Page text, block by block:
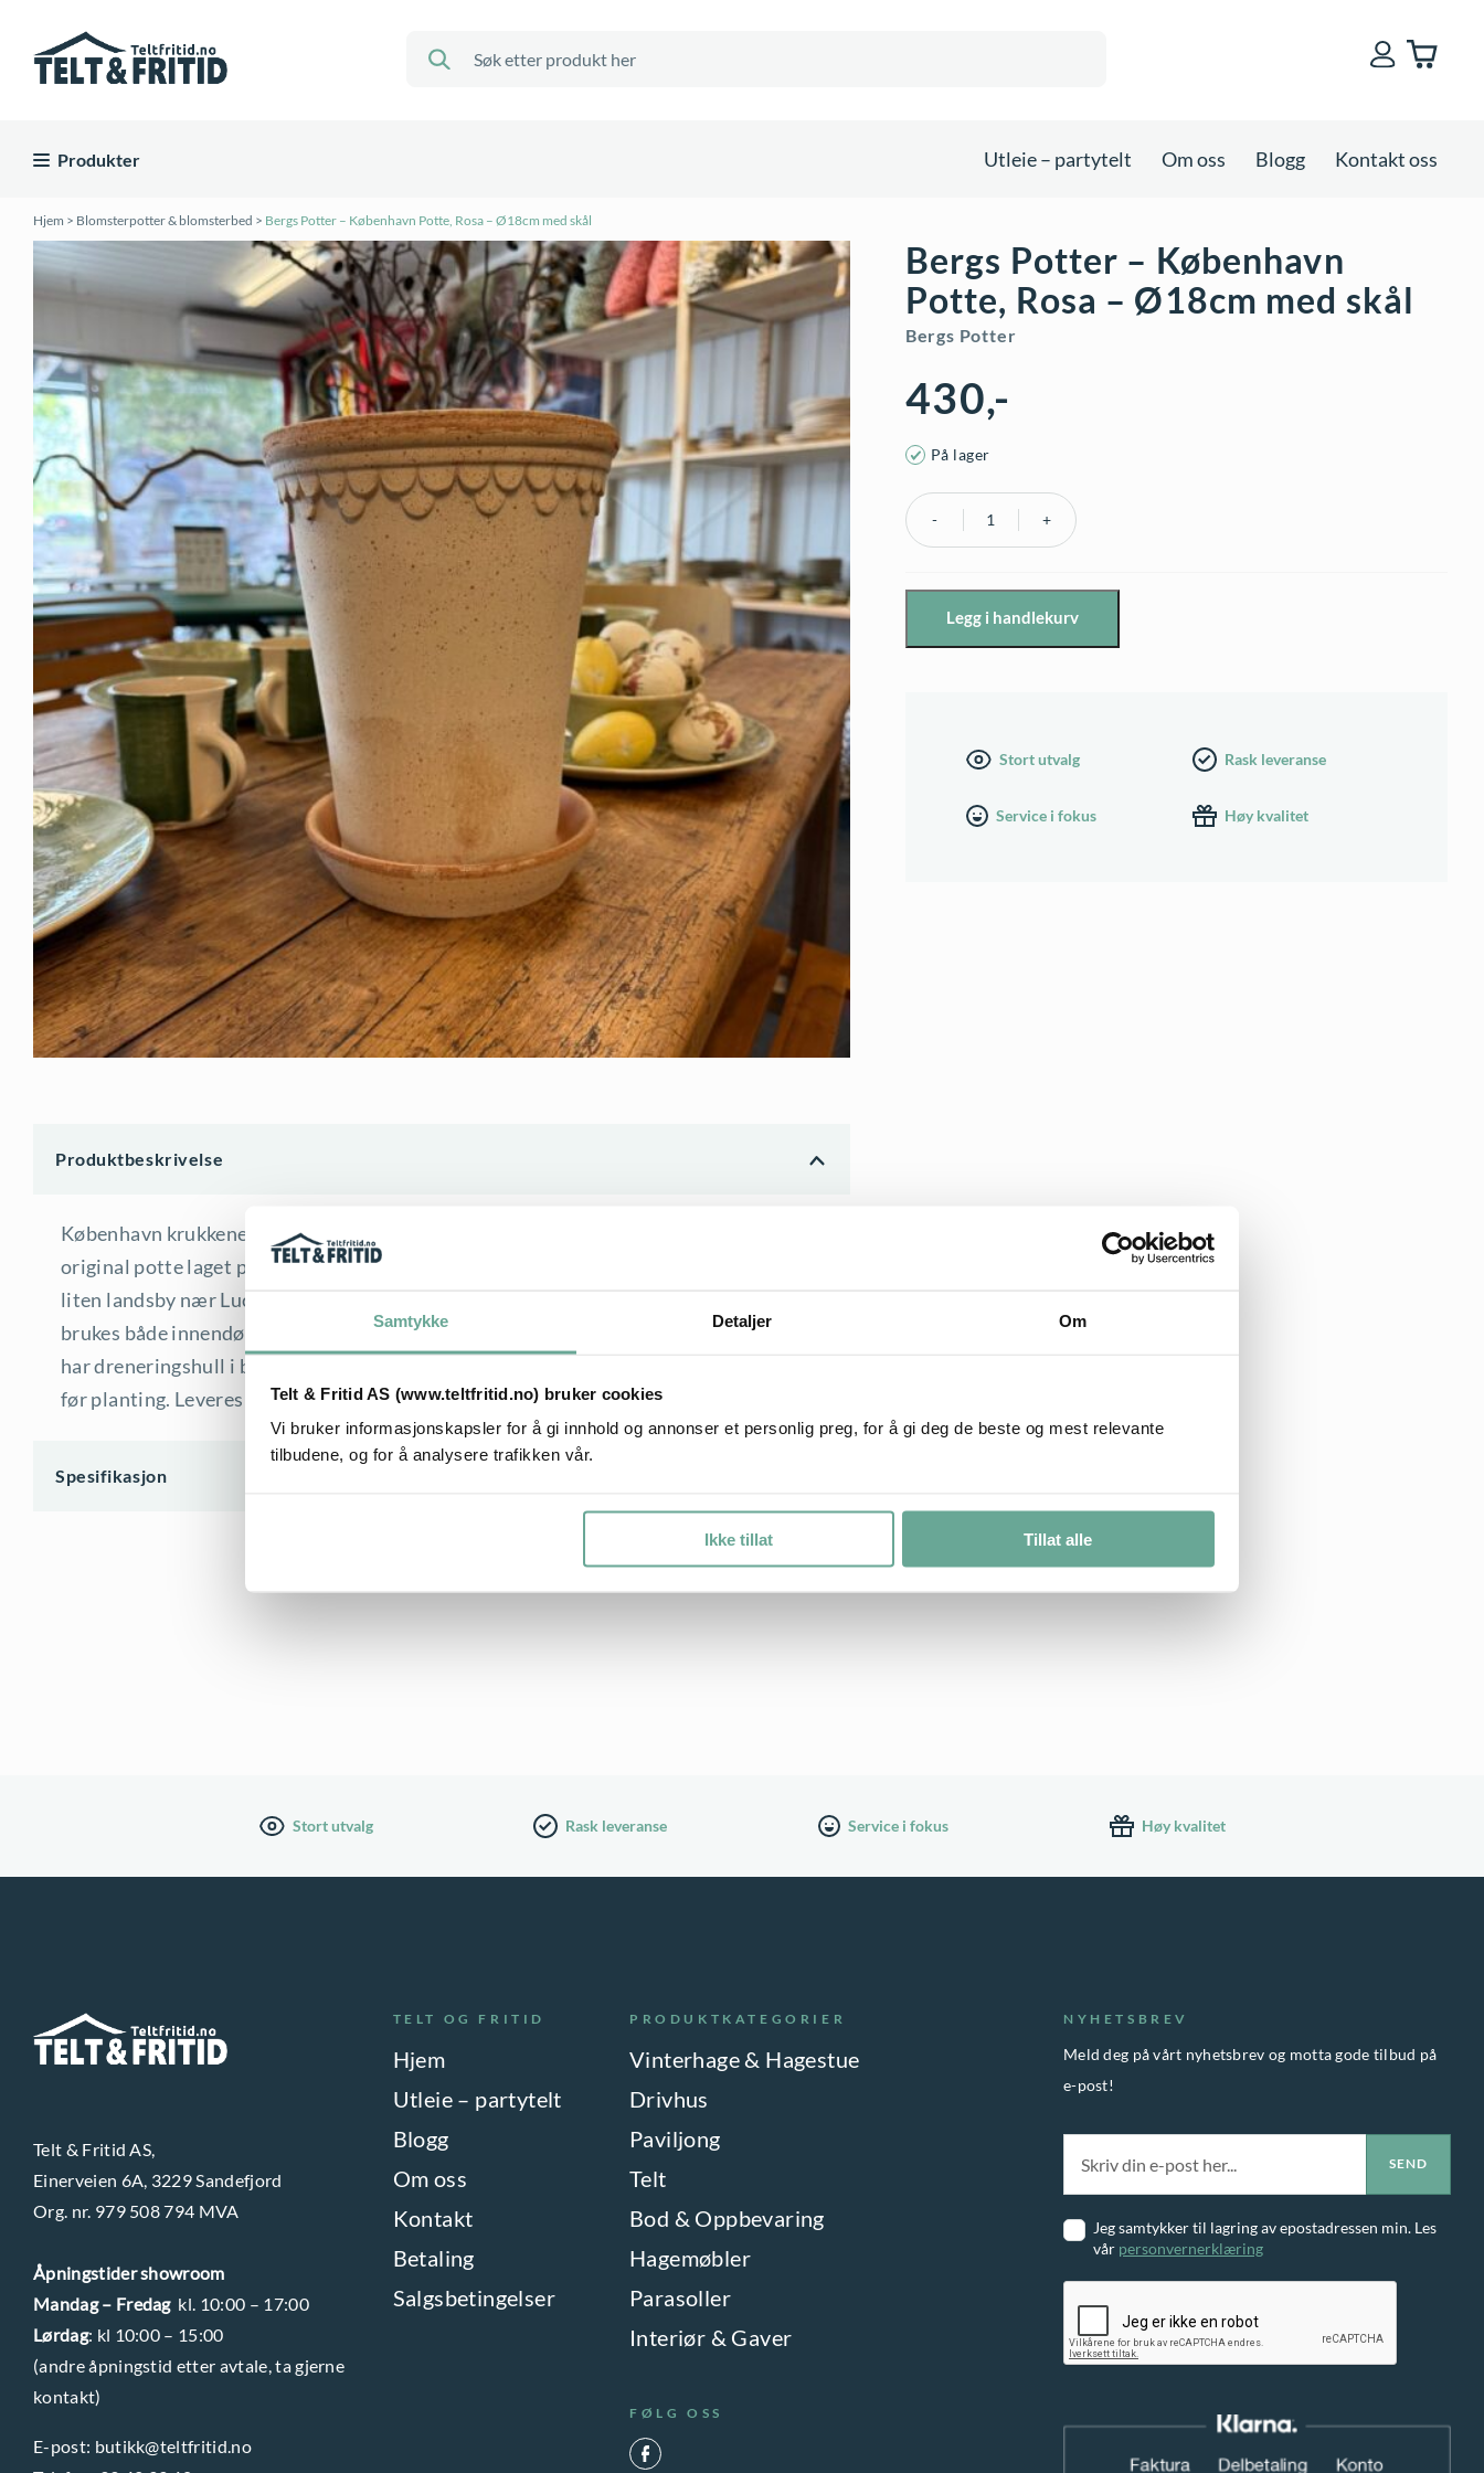
Samtykke Detaljer Om
Telt & Fritid AS (www.teltfritid.no) bruker cookies
Vi bruker informasjonskapsler for å gi innhold og annonser et personlig preg, for å gi deg de beste og mest relevante
tilbudene, og for å analysere trafikken vår.
Ikke tillat Tillat alle
Produkter Utleie – partytelt Om oss Blogg Kontakt oss
Hjem > Blomsterpotter & blomsterbed > Bergs Potter – København Potte, Rosa – Ø18cm med skål
Produktbeskrivelse
København krukkene med skål, kalles også Castle Pot fordi de er inspirert av en
original potte laget på Fredensborg Castle i 1860. I dag er de laget av pottemakere i en
liten landsby nær Lucca i Toscana. De håndlagde pottene fra Berg er helt unike og kan
brukes både innendørs og utendørs. Det går fint å plante direkte i krukken, siden de
har dreneringshull i bunnen, og et fat som samler opp vannet. Bløtlegg gjerne krukken
før planting. Leveres med skål.
Spesifikasjon
Bergs Potter – København
Potte, Rosa – Ø18cm med skål
Bergs Potter
430,-
På lager
Bergs
København
Ø18cm
Legg i handlekurv
Stort utvalg Rask leveranse
Service i fokus Høy kvalitet
Stort utvalg Rask leveranse Service i fokus Høy kvalitet
Telt & Fritid AS,
Einerveien 6A, 3229 Sandefjord
Org. nr. 979 508 794 MVA
Åpningstider showroom
Mandag – Fredagkl. 10:00 – 17:00
Lørdag: kl 10:00 – 15:00
(andre åpningstid etter avtale, ta gjerne
kontakt)
E-post: butikk@teltfritid.no
TELT OG FRITID
Hjem
Utleie – partytelt
Blogg
Om oss
Kontakt
Betaling
Salgsbetingelser
PRODUKTKATEGORIER
Vinterhage & Hagestue
Drivhus
Paviljong
Telt
Bod & Oppbevaring
Hagemøbler
Parasoller
Interiør & Gaver
FØLG OSS
NYHETSBREV
Meld deg på vårt nyhetsbrev og motta gode tilbud på
e-post!
Jeg samtykker til lagring av epostadressen min. Les
vår personvernerklæring